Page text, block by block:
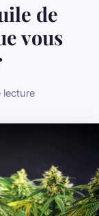
de
vous
lecture